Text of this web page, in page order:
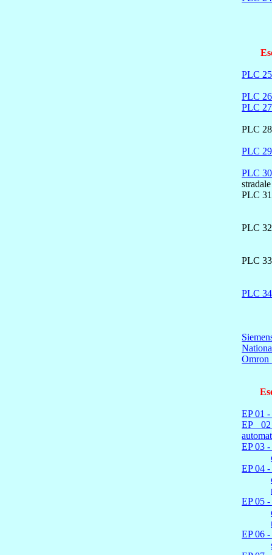
PLC 25
PLC 26
PLC 27
PLC
PLC 29
PLC 30
stradale
PLC
PLC
PLC
PLC 34
Omron
EP 01
EP
EP 03
EP 04
EP 05
EP 06